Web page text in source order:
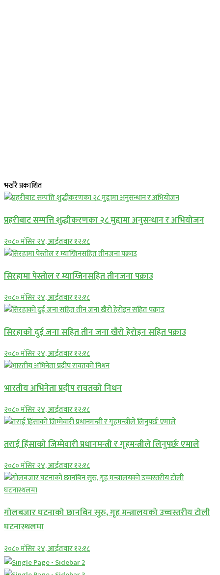
भर्खरै प्रकाशित
प्रहरीबाट सम्पत्ति शुद्धीकरणका २८ मुद्दामा अनुसन्धान र अभियोजन
२०८० मंसिर २४, आईतवार १२:१८
सिरहामा पेस्तोल र म्याग्जिनसहित तीनजना पक्राउ
२०८० मंसिर २४, आईतवार १२:१८
सिरहाकाे दुई जना सहित तीन जना खैरो हेरोइन सहित पक्राउ
२०८० मंसिर २४, आईतवार १२:१८
भारतीय अभिनेता प्रदीप रावतको निधन
२०८० मंसिर २४, आईतवार १२:१८
तराई हिंसाको जिम्मेवारी प्रधानमन्त्री र गृहमन्त्रीले लिनुपर्छः एमाले
२०८० मंसिर २४, आईतवार १२:१८
गोलबजार घटनाको छानबिन सुरु, गृह मन्त्रालयको उच्चस्तरीय टोली
घटनास्थलमा
२०८० मंसिर २४, आईतवार १२:१८